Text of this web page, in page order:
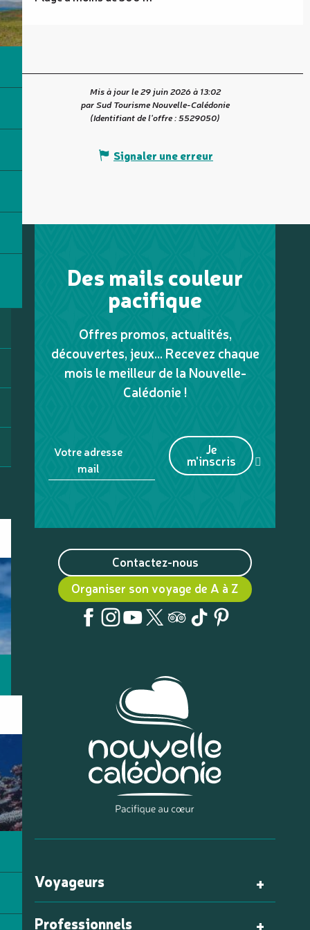
Mis à jour le 29 juin 2026 à 13:02
par Sud Tourisme Nouvelle-Calédonie
(Identifiant de l'offre :5529050)
Signaler une erreur
Des mails couleur
pacifique
Offres promos, actualités,
découvertes, jeux... Recevez chaque
mois le meilleur de la Nouvelle-
Calédonie !
Votre adresse
mail
Je
m'inscris
Contactez-nous
Organiser son voyage de A à Z
Voyageurs
Professionnels